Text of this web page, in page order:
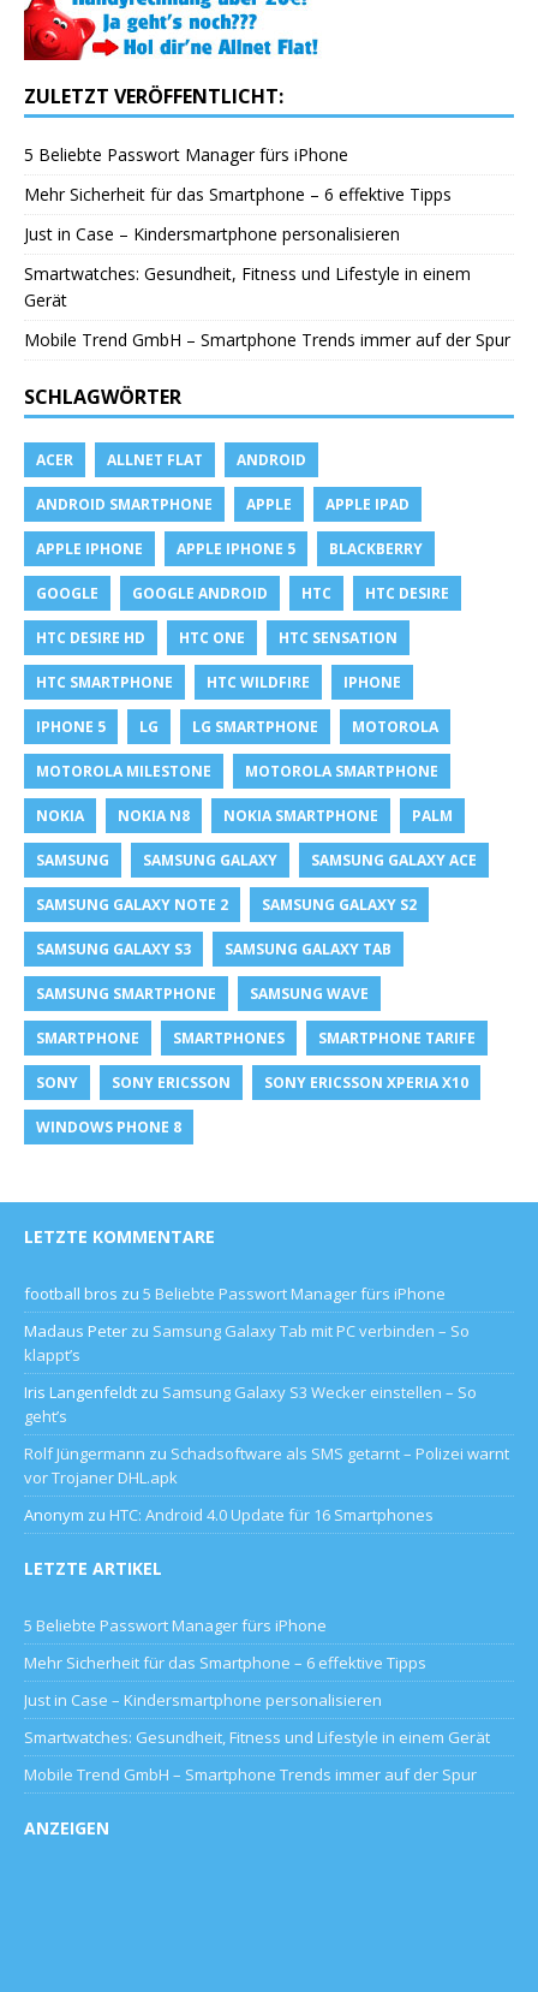
ZULETZT VERÖFFENTLICHT:
5 Beliebte Passwort Manager fürs iPhone
Mehr Sicherheit für das Smartphone – 6 effektive Tipps
Just in Case – Kindersmartphone personalisieren
Smartwatches: Gesundheit, Fitness und Lifestyle in einem
Gerät
Mobile Trend GmbH – Smartphone Trends immer auf der Spur
SCHLAGWÖRTER
ACER ALLNET FLAT ANDROID
ANDROID SMARTPHONE APPLE APPLE IPAD
APPLE IPHONE APPLE IPHONE 5 BLACKBERRY
GOOGLE GOOGLE ANDROID HTC HTC DESIRE
HTC DESIRE HD HTC ONE HTC SENSATION
HTC SMARTPHONE HTC WILDFIRE IPHONE
IPHONE 5 LG LG SMARTPHONE MOTOROLA
MOTOROLA MILESTONE MOTOROLA SMARTPHONE
NOKIA NOKIA N8 NOKIA SMARTPHONE PALM
SAMSUNG SAMSUNG GALAXY SAMSUNG GALAXY ACE
SAMSUNG GALAXY NOTE 2 SAMSUNG GALAXY S2
SAMSUNG GALAXY S3 SAMSUNG GALAXY TAB
SAMSUNG SMARTPHONE SAMSUNG WAVE
SMARTPHONE SMARTPHONES SMARTPHONE TARIFE
SONY SONY ERICSSON SONY ERICSSON XPERIA X10
WINDOWS PHONE 8
LETZTE KOMMENTARE
football bros zu 5 Beliebte Passwort Manager fürs iPhone
Madaus Peter zu Samsung Galaxy Tab mit PC verbinden – So
klappt’s
Iris Langenfeldt zu Samsung Galaxy S3 Wecker einstellen – So
geht’s
Rolf Jüngermann zu Schadsoftware als SMS getarnt – Polizei warnt
vor Trojaner DHL.apk
Anonym zu HTC: Android 4.0 Update für 16 Smartphones
LETZTE ARTIKEL
5 Beliebte Passwort Manager fürs iPhone
Mehr Sicherheit für das Smartphone – 6 effektive Tipps
Just in Case – Kindersmartphone personalisieren
Smartwatches: Gesundheit, Fitness und Lifestyle in einem Gerät
Mobile Trend GmbH – Smartphone Trends immer auf der Spur
ANZEIGEN